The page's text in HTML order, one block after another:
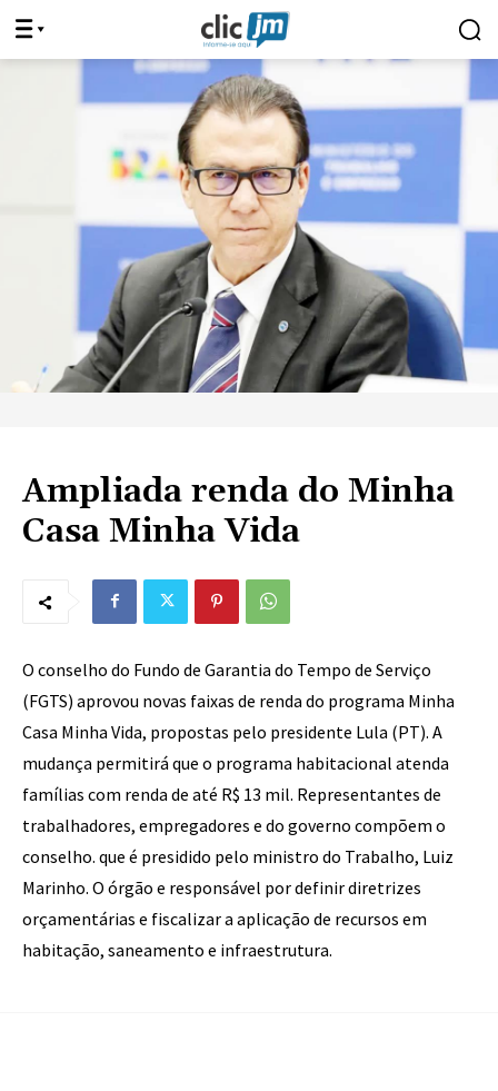
Ampliada renda do Minha
Casa Minha Vida
O conselho do Fundo de Garantia do Tempo de Serviço
(FGTS) aprovou novas faixas de renda do programa Minha
Casa Minha Vida, propostas pelo presidente Lula (PT). A
mudança permitirá que o programa habitacional atenda
famílias com renda de até R$ 13 mil. Representantes de
trabalhadores, empregadores e do governo compõem o
conselho. que é presidido pelo ministro do Trabalho, Luiz
Marinho. O órgão e responsável por definir diretrizes
orçamentárias e fiscalizar a aplicação de recursos em
habitação, saneamento e infraestrutura.